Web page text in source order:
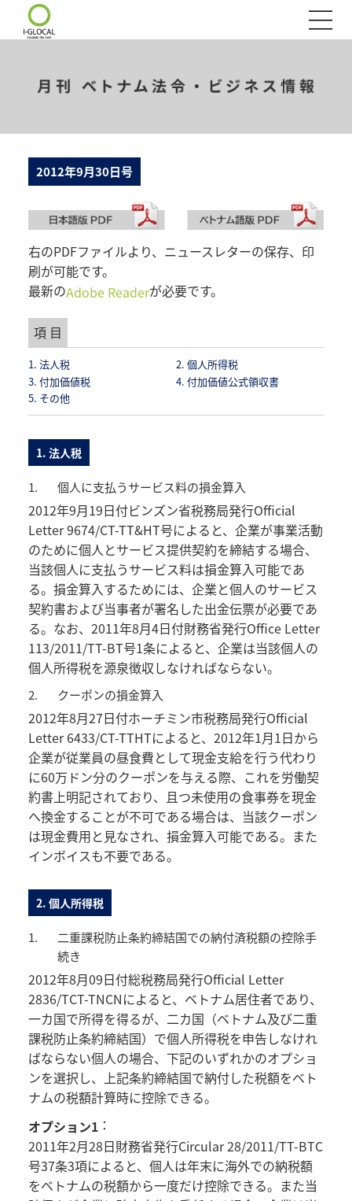
2012年9月30日号
右のPDFファイルより、ニュースレターの保存、印
刷が可能です。
最新のAdobe Readerが必要です。
項 目
1. 法人税
2. 個人所得税
3. 付加価値税
4. 付加価値公式領収書
5. その他
1. 法人税
1. 個人に支払うサービス料の損金算入
2012年9月19日付ビンズン省税務局発行Official
Letter 9674/CT-TT&HT号によると、企業が事業活動
のために個人とサービス提供契約を締結する場合、
当該個人に支払うサービス料は損金算入可能であ
る。損金算入するためには、企業と個人のサービス
契約書および当事者が署名した出金伝票が必要であ
る。なお、2011年8月4日付財務省発行Office Letter
113/2011/TT-BT号1条によると、企業は当該個人の
個人所得税を源泉徴収しなければならない。
2. クーポンの損金算入
2012年8月27日付ホーチミン市税務局発行Official
Letter 6433/CT-TTHTによると、2012年1月1日から
企業が従業員の昼食費として現金支給を行う代わり
に60万ドン分のクーポンを与える際、これを労働契
約書上明記されており、且つ未使用の食事券を現金
へ換金することが不可である場合は、当該クーポン
は現金費用と見なされ、損金算入可能である。また
インボイスも不要である。
2. 個人所得税
1.
二重課税防止条約締結国での納付済税額の控除手
続き
2012年8月09日付総税務局発行Official Letter
2836/TCT-TNCNによると、ベトナム居住者であり、
一カ国で所得を得るが、二カ国（ベトナム及び二重
課税防止条約締結国）で個人所得税を申告しなけれ
ばならない個人の場合、下記のいずれかのオプショ
ンを選択し、上記条約締結国で納付した税額をベト
ナムの税額計算時に控除できる。
オプション1 ：
2011年2月28日財務省発行Circular 28/2011/TT-BTC
号37条3項によると、個人は年末に海外での納税額
をベトナムの税額から一度だけ控除できる。また当